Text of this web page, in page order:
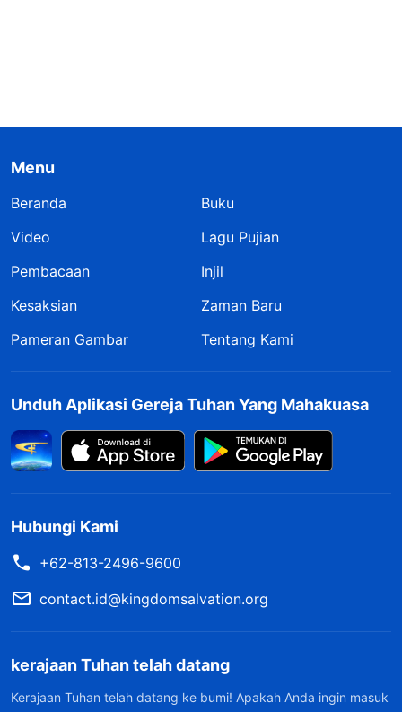
Menu
Beranda
Buku
Video
Lagu Pujian
Pembacaan
Injil
Kesaksian
Zaman Baru
Pameran Gambar
Tentang Kami
Unduh Aplikasi Gereja Tuhan Yang Mahakuasa
Hubungi Kami
+62-813-2496-9600
contact.id@kingdomsalvation.org
kerajaan Tuhan telah datang
Kerajaan Tuhan telah datang ke bumi! Apakah Anda ingin masuk